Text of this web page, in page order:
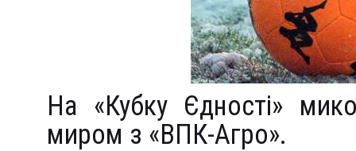
На «Кубку Єдності»
миром з «ВПК-Агро».